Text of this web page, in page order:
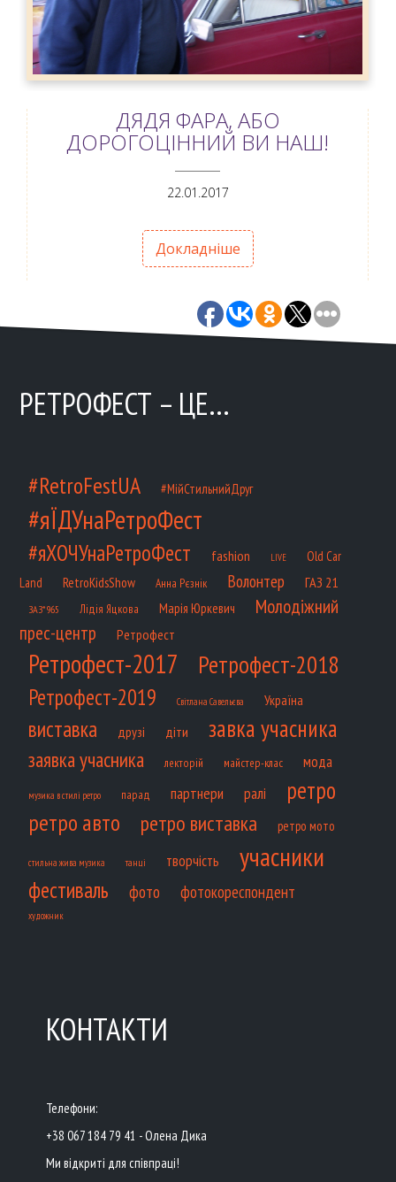
ДЯДЯ ФАРА, АБО
ДОРОГОЦІННИЙ ВИ НАШ!
22.01.2017
Докладніше
РЕТРОФЕСТ – ЦЕ…
#RetroFestUA #МійСтильнийДруг
#яЇДУнаРетроФест
#яХОЧУнаРетроФест fashion LIVE
Old Car
Land
RetroKidsShow Анна Рєзнік Волонтер ГАЗ 21
ЗАЗ*965 Лідія Яцкова Марія Юркевич
Молодіжний
прес-центр
Ретрофест
Ретрофест-2017 Ретрофест-2018
Ретрофест-2019 Світлана Савельєва Україна
виставка друзі діти завка учасника
заявка учасника лекторій майстер-клас мода
музика в стилі ретро парад партнери ралі ретро
ретро авто ретро виставка ретро мото
стильна жива музика танці творчість учасники
фестиваль фото фотокореспондент
художник
КОНТАКТИ
Телефони:
+38 067 184 79 41 - Олена Дика
Ми відкриті для співпраці!